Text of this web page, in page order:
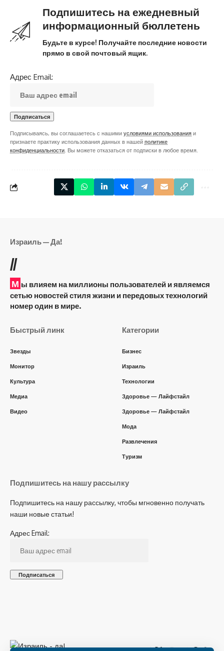
Подпишитесь на ежедневный
информационный бюллетень
Будьте в курсе! Получайте последние новости
прямо в свой почтовый ящик.
Адрес Email:
Подписываясь, вы соглашаетесь с нашими условиями использования и
признаете практику использования данных в нашей политике
конфиденциальности . Вы можете отказаться от подписки в любое время.
Израиль — Да!
//
М ы влияем на миллионы пользователей и являемся
сетью новостей стиля жизни и передовых технологий
номер один в мире.
Быстрый линк
Звезды
Монитор
Культура
Медиа
Видео
Категории
Бизнес
Израиль
Технологии
Здоровье — Лайфстайл
Здоровье — Лайфстайл
Мода
Развлечения
Туризм
Подпишитесь на нашу рассылку
Подпишитесь на нашу рассылку, чтобы мгновенно получать
наши новые статьи!
Адрес Email: